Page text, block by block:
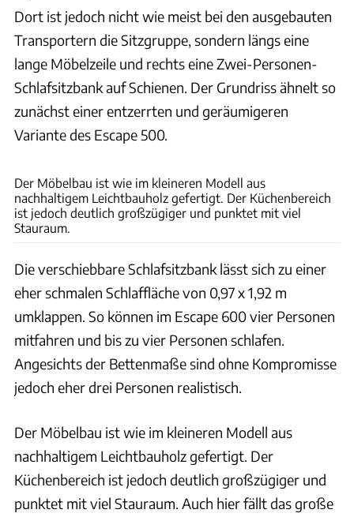
Dort ist jedoch nicht wie meist bei den ausgebauten
Transportern die Sitzgruppe, sondern längs eine
lange Möbelzeile und rechts eine Zwei-Personen-
Schlafsitzbank auf Schienen. Der Grundriss ähnelt so
zunächst einer entzerrten und geräumigeren
Variante des Escape 500.
Der Möbelbau ist wie im kleineren Modell aus
nachhaltigem Leichtbauholz gefertigt. Der Küchenbereich
ist jedoch deutlich großzügiger und punktet mit viel
Stauraum.
Die verschiebbare Schlafsitzbank lässt sich zu einer
eher schmalen Schlaffläche von 0,97 x 1,92 m
umklappen. So können im Escape 600 vier Personen
mitfahren und bis zu vier Personen schlafen.
Angesichts der Bettenmaße sind ohne Kompromisse
jedoch eher drei Personen realistisch.
Der Möbelbau ist wie im kleineren Modell aus
nachhaltigem Leichtbauholz gefertigt. Der
Küchenbereich ist jedoch deutlich großzügiger und
punktet mit viel Stauraum. Auch hier fällt das große